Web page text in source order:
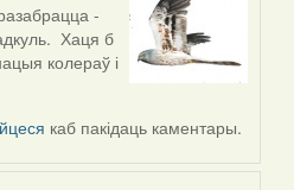
-
Хаця б
колераў і
каб пакідаць каментары.